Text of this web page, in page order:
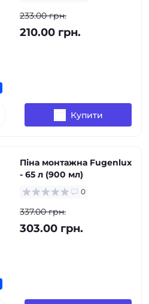
233.00 грн.
210.00 грн.
Купити
Піна монтажна Fugenlux
- 65 л (900 мл)
0
337.00 грн.
303.00 грн.